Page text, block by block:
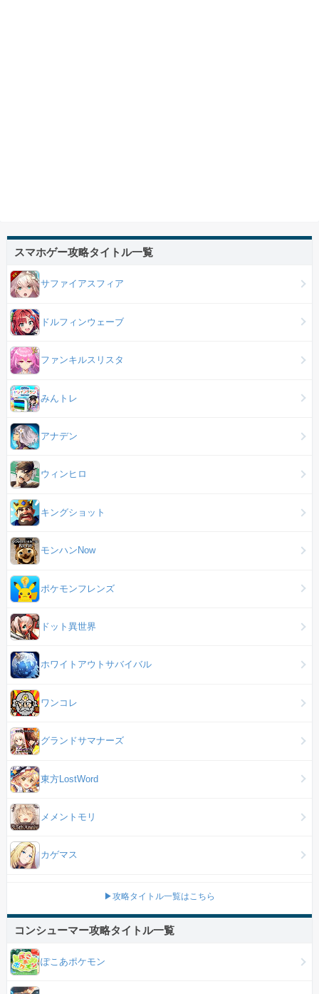
スマホゲー攻略タイトル一覧
サファイアスフィア
ドルフィンウェーブ
ファンキルスリスタ
みんトレ
アナデン
ウィンヒロ
キングショット
モンハンNow
ポケモンフレンズ
ドット異世界
ホワイトアウトサバイバル
ワンコレ
グランドサマナーズ
東方LostWord
メメントモリ
カゲマス
▶攻略タイトル一覧はこちら
コンシューマー攻略タイトル一覧
ぽこあポケモン